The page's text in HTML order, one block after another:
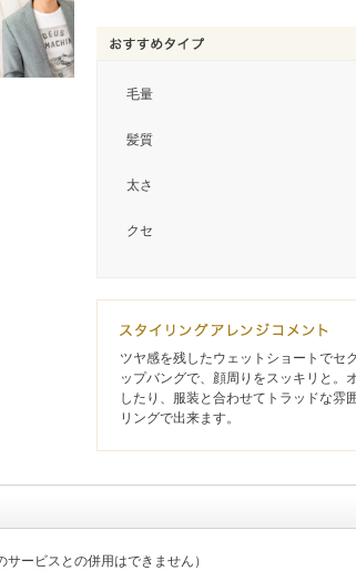
毛量
髪質
太さ
クセ
ツヤ感を残したウェットショートでセ
ップバングで、顔周りをスッキリと。
したり、服装と合わせてトラッドな雰
リングで出来ます。
ービスとの併用はできません）